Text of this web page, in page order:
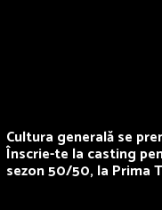
Cultura generală se
Înscrie-te la casting
sezon 50/50, la Prima